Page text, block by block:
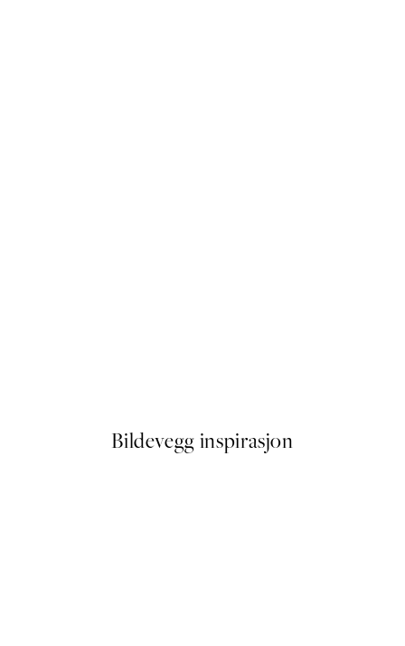
Bildevegg inspirasjon